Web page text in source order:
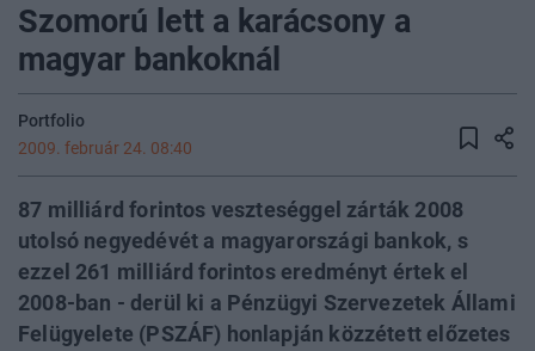
Szomorú lett a karácsony a
magyar bankoknál
Portfolio
2009. február 24. 08:40
87 milliárd forintos veszteséggel zárták 2008
utolsó negyedévét a magyarországi bankok, s
ezzel 261 milliárd forintos eredményt értek el
2008-ban - derül ki a Pénzügyi Szervezetek Állami
Felügyelete (PSZÁF) honlapján közzétett előzetes